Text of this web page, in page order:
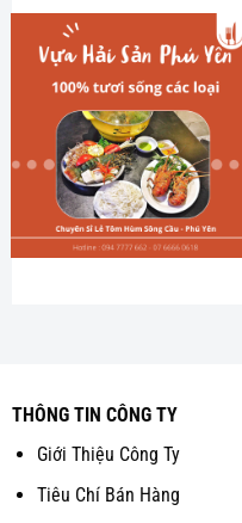
THÔNG TIN CÔNG TY
Giới Thiệu Công Ty
Tiêu Chí Bán Hàng